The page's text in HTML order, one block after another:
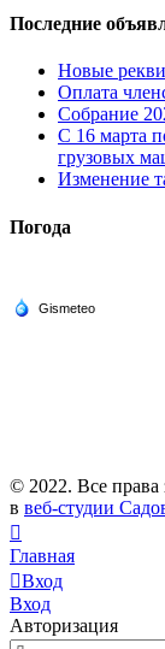
Последние
Новые
Оплата
Собрание
С 16 марта
грузовых
Изменение
Погода
© 2022. Все
в веб-студии
Главная
Вход
Вход
Авторизация